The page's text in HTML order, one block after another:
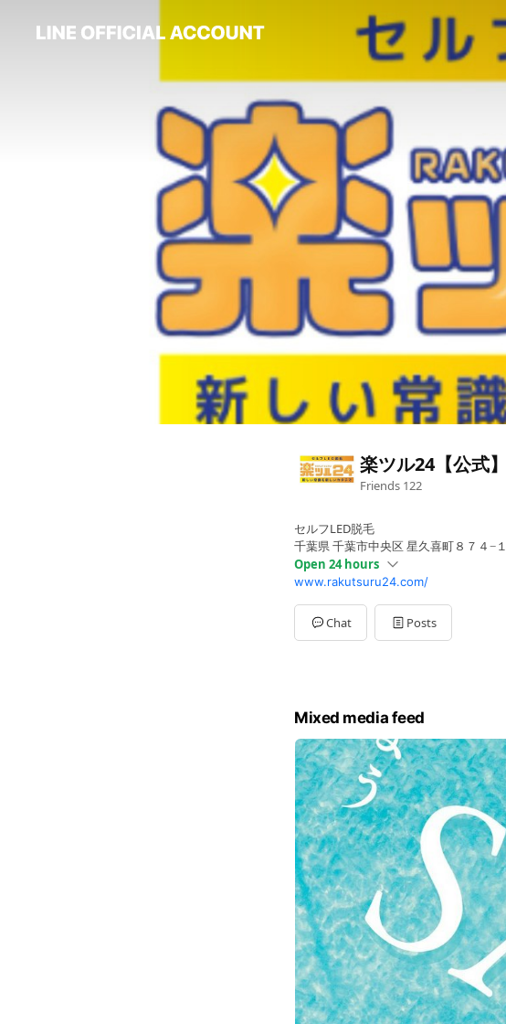
楽ツル24【公式】
Friends 122
セルフLED脱毛
千葉県 千葉市中央区 星久喜町８７４−１
Open 24 hours
SunOpen 24 hours
MonOpen 24 hours
TueOpen 24 hours
WedOpen 24 hours
www.rakutsuru24.com/
Chat Posts
Mixed media feed